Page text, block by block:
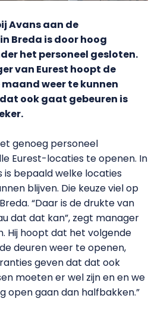
Avans aan de
Breda is door hoog
het personeel gesloten.
van Eurest hoopt de
weer te kunnen
ook gaat gebeuren is
genoeg personeel
Eurest-locaties te openen. In
is bepaald welke locaties
blijven. Die keuze viel op
“Daar is de drukte van
dat dat kan”, zegt manager
Hij hoopt dat het volgende
deuren weer te openen,
geven dat dat ook
moeten er wel zijn en en we
open gaan dan halfbakken.”